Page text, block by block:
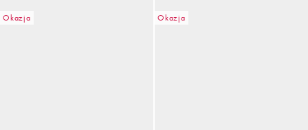
Okazja Okazja